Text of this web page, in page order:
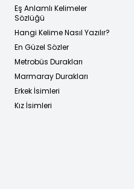
Eş Anlamlı Kelimeler
Sözlüğü
Hangi Kelime Nasıl Yazılır?
En Güzel Sözler
Metrobüs Durakları
Marmaray Durakları
Erkek İsimleri
Kız İsimleri